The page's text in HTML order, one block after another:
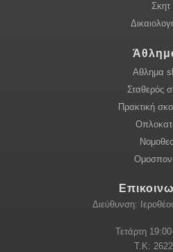
Σκητ
Αθλημα
Σταθερός
Πρακτική
Διεύθυνση:
Τετάρτη
Τ.Κ: